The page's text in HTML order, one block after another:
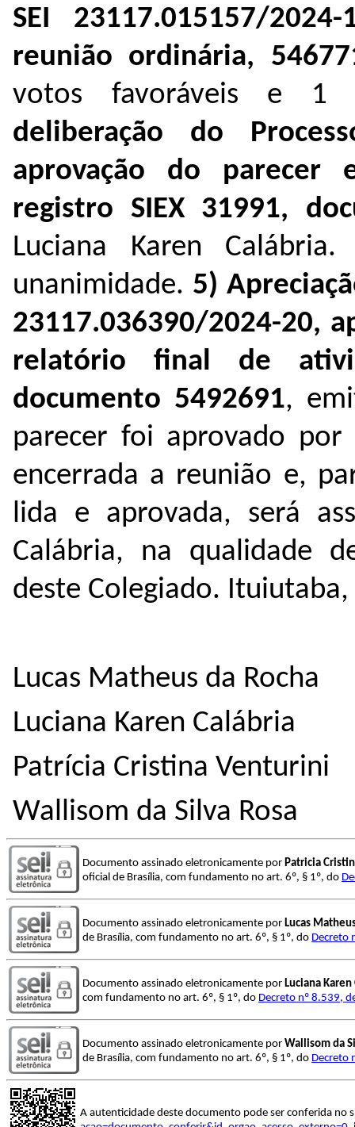
SEI 23117.015157/
reunião ordinária,
votos favoráveis e 1
deliberação do
aprovação do parecer
registro SIEX 31991,
Luciana Karen Calábria.
unanimidade. 5)
23117.036390/2024-20,
relatório final de
documento 5492691,
parecer foi aprovado por
encerrada a reunião e,
lida e aprovada, será
Calábria, na qualidade
deste Colegiado.
Lucas Matheus da Rocha
Luciana Karen Calábria
Patrícia Cristina Venturini
Wallisom da Silva Rosa
Documento assinado eletronicamente por Patricia
oficial de Brasília, com fundamento no art. 6º, § 1º, do
Documento assinado eletronicamente por Lucas
de Brasília, com fundamento no art. 6º, § 1º, do Decreto
Documento assinado eletronicamente por Luciana Karen
com fundamento no art. 6º, § 1º, do Decreto nº 8.539,
Documento assinado eletronicamente por Wallisom da
de Brasília, com fundamento no art. 6º, § 1º, do Decreto
A autenticidade deste documento pode ser conferida no